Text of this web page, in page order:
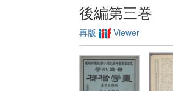
後編第三巻
再版 Viewer